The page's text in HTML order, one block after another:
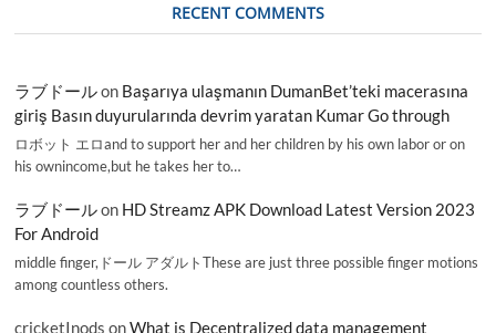
RECENT COMMENTS
ラブドールon Başarıya ulaşmanın DumanBet’teki macerasına
giriş Basın duyurularında devrim yaratan Kumar Go through
ロボット エロand to support her and her children by his own labor or on
his ownincome,but he takes her to…
ラブドールon HD Streamz APK Download Latest Version 2023
For Android
middle finger,ドール アダルトThese are just three possible finger motions
among countless others.
cricketInods onWhat is Decentralized data management